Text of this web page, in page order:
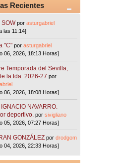
Recientes
SOW porasturgabriel
las 11:14]
"C"porasturgabriel
06, 2026, 18:13 Horas]
Temporada del Sevilla,
la tda. 2026-27 por
06, 2026, 18:08 Horas]
NAVARRO.
deportivo. porsivigliano
05, 2026, 07:27 Horas]
GONZÁLEZ pordrodgom
04, 2026, 22:33 Horas]